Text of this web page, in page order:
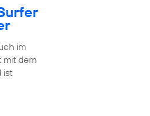
im
mit dem
ist